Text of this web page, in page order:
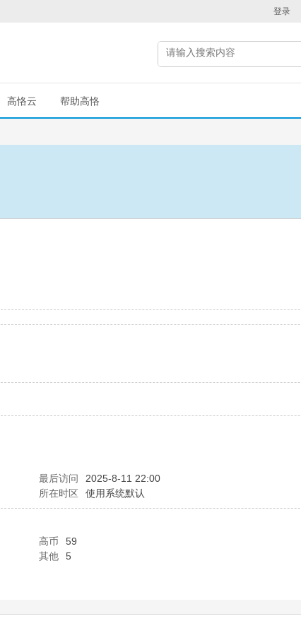
登录
高恪云 帮助高恪
最后访问
2025-8-11 22:00
所在时区 使用系统默认
高币
59
其他
5